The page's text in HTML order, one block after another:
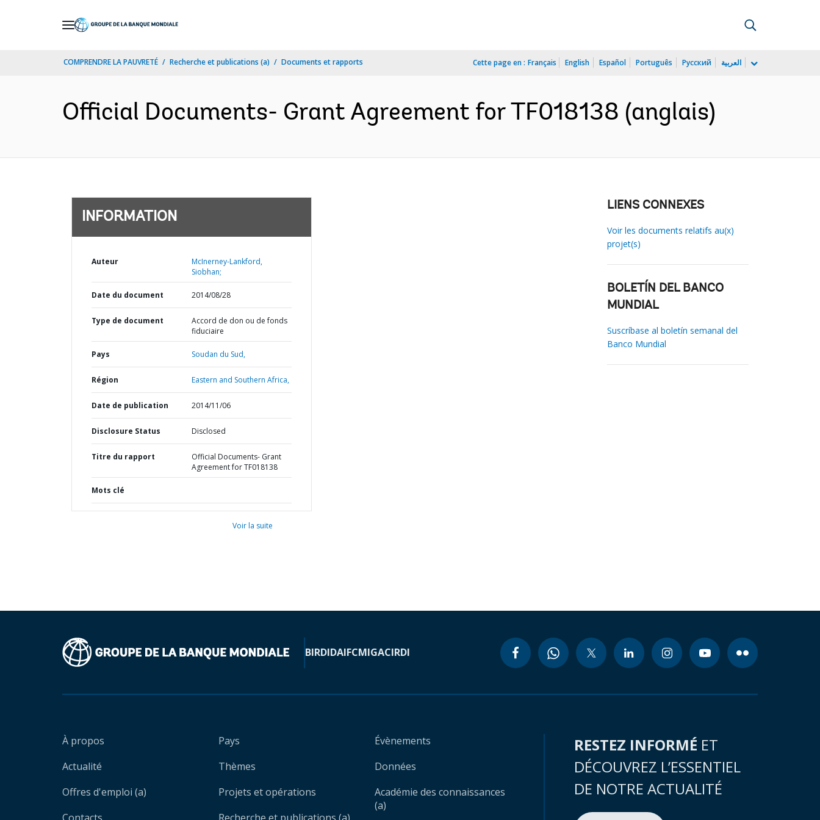
COMPRENDRE LA PAUVRETÉ Recherche et publications (a) Documents et rapports Cette page en : Français English Español Português Русский العربية
Official Documents- Grant Agreement for TF018138 (anglais)
INFORMATION
Auteur
McInerney-Lankford,
Siobhan;
Date du document 2014/08/28
Type de document
Accord de don ou de fonds
fiduciaire
Pays Soudan du Sud,
Région Eastern and Southern Africa,
Date de publication 2014/11/06
Disclosure Status Disclosed
Titre du rapport
Official Documents- Grant
Agreement for TF018138
Mots clé
Voir la suite
LIENS CONNEXES
Voir les documents relatifs au(x)
projet(s)
BOLETÍN DEL BANCO
MUNDIAL
Suscríbase al boletín semanal del
Banco Mundial
BIRDIDAIFCMIGACIRDI
À propos
Actualité
Offres d'emploi (a)
Pays
Thèmes
Projets et opérations
Évènements
Données
Académie des connaissances
(a)
RESTEZ INFORMÉ ET
DÉCOUVREZ L’ESSENTIEL
DE NOTRE ACTUALITÉ